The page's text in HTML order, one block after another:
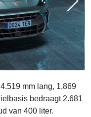
mm lang, 1.869
bedraagt 2.681
van 400 liter.